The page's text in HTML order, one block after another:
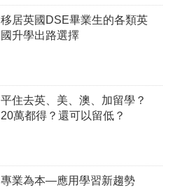
移居英國DSE畢業生的各類英
國升學出路選擇
平住去英、美、澳、加留學？
20萬都得？還可以留低？
專業為本—應用學習新趨勢